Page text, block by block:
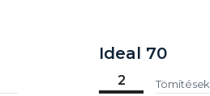
Ideal 70
2 Tömítések